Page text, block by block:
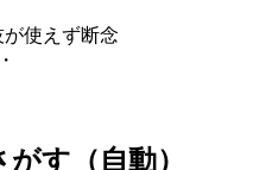
使えず断念
す（自動）